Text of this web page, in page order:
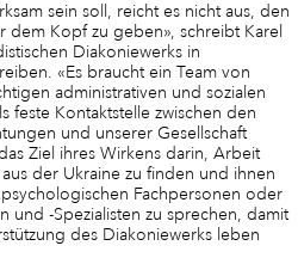
sein soll, reicht es nicht aus, den
dem Kopf zu geben», schreibt Karel
Diakoniewerks in
«Es braucht ein Team von
administrativen und sozialen
feste Kontaktstelle zwischen den
und unserer Gesellschaft
Ziel ihres Wirkens darin, Arbeit
der Ukraine zu finden und ihnen
Fachpersonen oder
und -Spezialisten zu sprechen, damit
des Diakoniewerks leben